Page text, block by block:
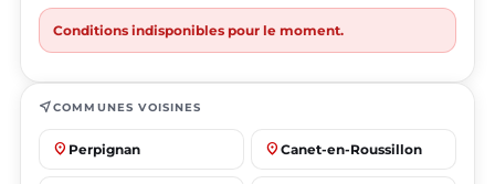
Conditions indisponibles pour le moment.
near_meCOMMUNES VOISINES
place Perpignan place Canet-en-Roussillon